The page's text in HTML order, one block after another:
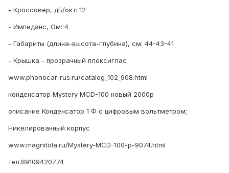
- Кроссовер, дБ/окт: 12
- Импеданс, Ом: 4
- Габариты (длина-высота-глубина), см: 44-43-41
- Крышка - прозрачный плексиглас
www.phonocar-rus.ru/catalog_102_908.html
конденсатор Mystery MCD-100 новый 2000р
описание Конденсатор 1 Ф с цифровым вольтметром;
Никелированный корпус
www.magnitola.ru/Mystery-MCD-100-p-9074.html
тел.89109420774